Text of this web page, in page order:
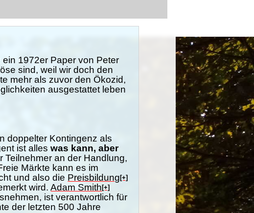
1972er Paper von Peter
sind, weil wir doch den
mehr als zuvor den Ökozid,
ausgestattet leben
doppelter Kontingenz als
ist alleswas kann, aber
Teilnehmer an der Handlung,
Märkte kann es im
und also die Preisbildung[+]
wird.Adam Smith[+]
ist verantwortlich für
der letzten 500 Jahre